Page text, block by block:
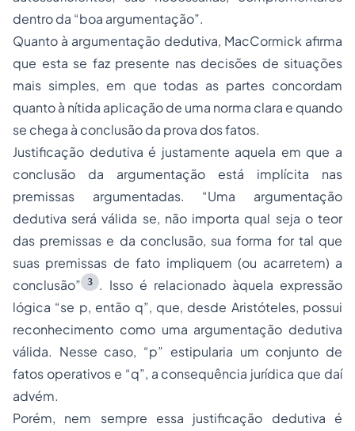
dentro da “boa argumentação”.
Quanto à argumentação dedutiva, MacCormick afirma
que esta se faz presente nas decisões de situações
mais simples, em que todas as partes concordam
quanto à nítida aplicação de uma norma clara e quando
se chega à conclusão da prova dos fatos.
Justificação dedutiva é justamente aquela em que a
conclusão da argumentação está implícita nas
premissas argumentadas. “Uma argumentação
dedutiva será válida se, não importa qual seja o teor
das premissas e da conclusão, sua forma for tal que
suas premissas de fato impliquem (ou acarretem) a
conclusão”
3
. Isso é relacionado àquela expressão
lógica “se p, então q”, que, desde Aristóteles, possui
reconhecimento como uma argumentação dedutiva
válida. Nesse caso, “p” estipularia um conjunto de
fatos operativos e “q”, a consequência jurídica que daí
advém.
Porém, nem sempre essa justificação dedutiva é